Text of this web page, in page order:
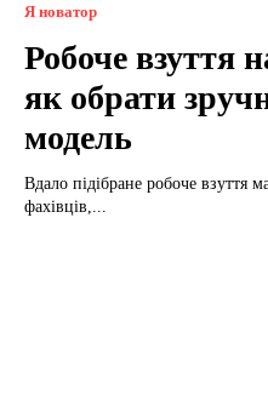
Я новатор
Робоче взуття
як обрати
модель
Вдало підібране робоче взуття
фахівців,...